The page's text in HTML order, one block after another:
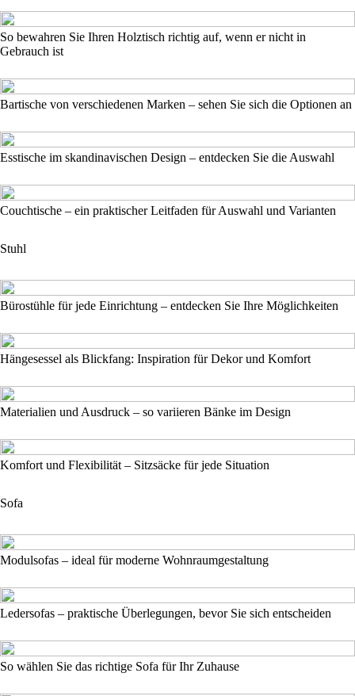
So bewahren Sie Ihren Holztisch richtig auf, wenn er nicht in
Gebrauch ist
Bartische von verschiedenen Marken – sehen Sie sich die Optionen an
Esstische im skandinavischen Design – entdecken Sie die Auswahl
Couchtische – ein praktischer Leitfaden für Auswahl und Varianten
Stuhl
Bürostühle für jede Einrichtung – entdecken Sie Ihre Möglichkeiten
Hängesessel als Blickfang: Inspiration für Dekor und Komfort
Materialien und Ausdruck – so variieren Bänke im Design
Komfort und Flexibilität – Sitzsäcke für jede Situation
Sofa
Modulsofas – ideal für moderne Wohnraumgestaltung
Ledersofas – praktische Überlegungen, bevor Sie sich entscheiden
So wählen Sie das richtige Sofa für Ihr Zuhause